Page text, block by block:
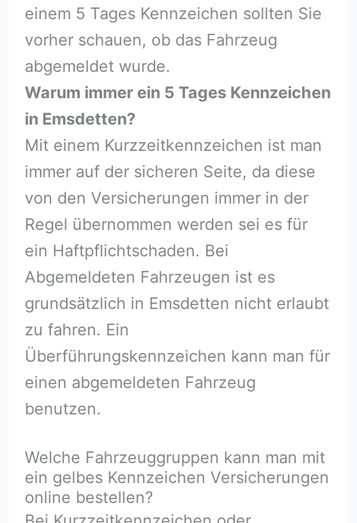
einem 5 Tages Kennzeichen sollten Sie
vorher schauen, ob das Fahrzeug
abgemeldet wurde.
Warum immer ein 5 Tages Kennzeichen
in Emsdetten?
Mit einem Kurzzeitkennzeichen ist man
immer auf der sicheren Seite, da diese
von den Versicherungen immer in der
Regel übernommen werden sei es für
ein Haftpflichtschaden. Bei
Abgemeldeten Fahrzeugen ist es
grundsätzlich in Emsdetten nicht erlaubt
zu fahren. Ein
Überführungskennzeichen kann man für
einen abgemeldeten Fahrzeug
benutzen.
Welche Fahrzeuggruppen kann man mit
ein gelbes Kennzeichen Versicherungen
online bestellen?